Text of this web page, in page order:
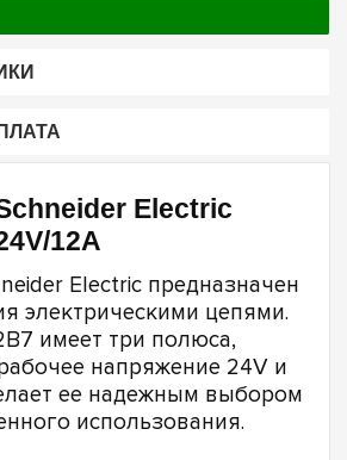
Electric
12A
Electric предназначен
электрическими цепями.
имеет три полюса,
напряжение 24V и
ее надежным выбором
использования.